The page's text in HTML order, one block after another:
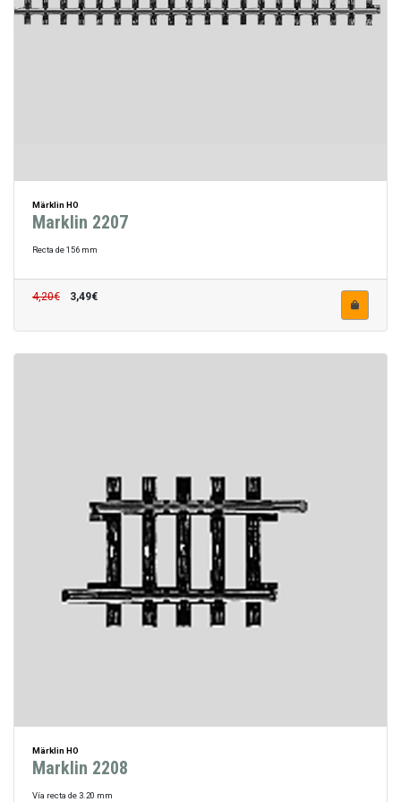
Märklin HO
Marklin 2207
Recta de 156 mm
4,20€ 3,49€
Märklin HO
Marklin 2208
Vía recta de 3.20 mm